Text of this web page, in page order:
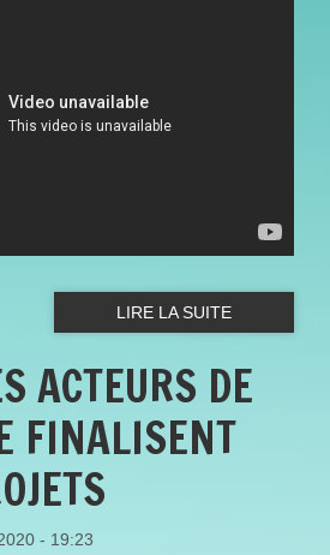
UNE FILIÈRE
LIRE LA SUITE
ACTEURS DE
FINALISENT
- 19:23